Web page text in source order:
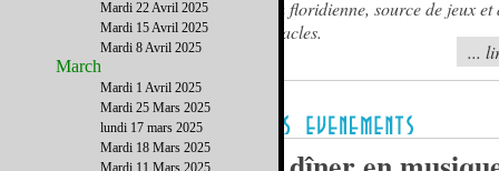
L'eau floridienne, source de jeux et
spectacles.
...
Mardi 22 Avril 2025
Mardi 15 Avril 2025
Mardi 8 Avril 2025
March
Mardi 1 Avril 2025
Mardi 25 Mars 2025
lundi 17 mars 2025
Mardi 18 Mars 2025
Mardi 11 Mars 2025